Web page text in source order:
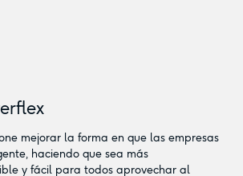
mejorar la forma en que las empresas
haciendo que sea más
y fácil para todos aprovechar al